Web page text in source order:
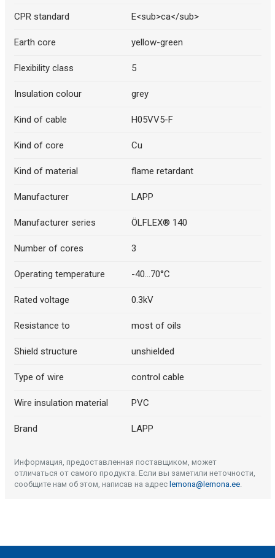
CPR standard E<sub>ca</sub>
Earth core yellow-green
Flexibility class 5
Insulation colour grey
Kind of cable H05VV5-F
Kind of core Cu
Kind of material flame retardant
Manufacturer LAPP
Manufacturer series ÖLFLEX® 140
Number of cores 3
Operating temperature -40...70°C
Rated voltage 0.3kV
Resistance to most of oils
Shield structure unshielded
Type of wire control cable
Wire insulation material PVC
Brand LAPP
Информация, предоставленная поставщиком, может
отличаться от самого продукта. Если вы заметили неточности,
сообщите нам об этом, написав на адрес lemona@lemona.ee.